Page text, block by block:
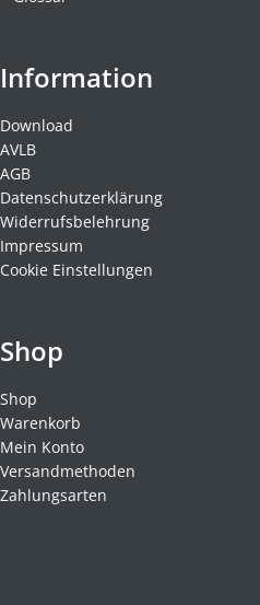
Information
Download
AVLB
AGB
Datenschutzerklärung
Widerrufsbelehrung
Impressum
Cookie Einstellungen
Shop
Shop
Warenkorb
Mein Konto
Versandmethoden
Zahlungsarten